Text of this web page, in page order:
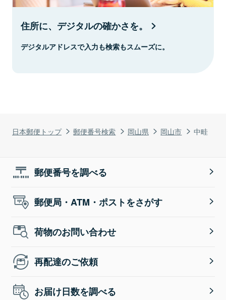
日本郵便トップ 郵便番号検索 岡山県 岡山市 中畦
住所に、デジタルの確かさを。
デジタルアドレスで入力も検索もスムーズに。
郵便番号を調べる
郵便局・ATM・ポストをさがす
荷物のお問い合わせ
再配達のご依頼
お届け日数を調べる